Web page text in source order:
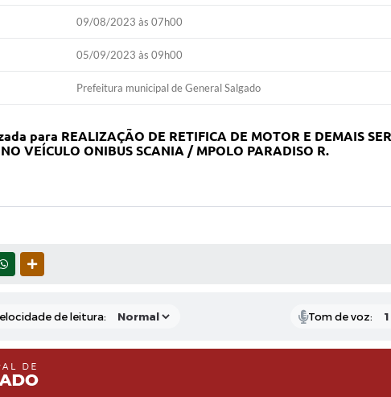
09/08/2023 às 07h00
05/09/2023 às 09h00
Prefeitura municipal de General Salgado
para REALIZAÇÃO DE RETIFICA DE MOTOR E DEMAIS
VEÍCULO ONIBUS SCANIA / MPOLO PARADISO R.
WHATSAPP
de leitura: Tom de voz: